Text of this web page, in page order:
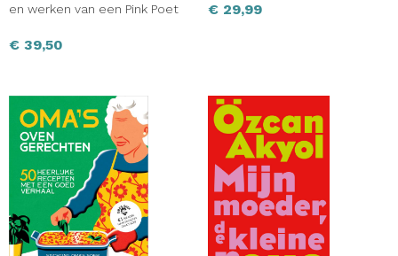
en werken van een Pink Poet
€ 39,50
€ 29,99